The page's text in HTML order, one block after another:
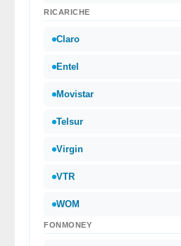
RICARICHE
Claro
Entel
Movistar
Telsur
Virgin
VTR
WOM
FONMONEY